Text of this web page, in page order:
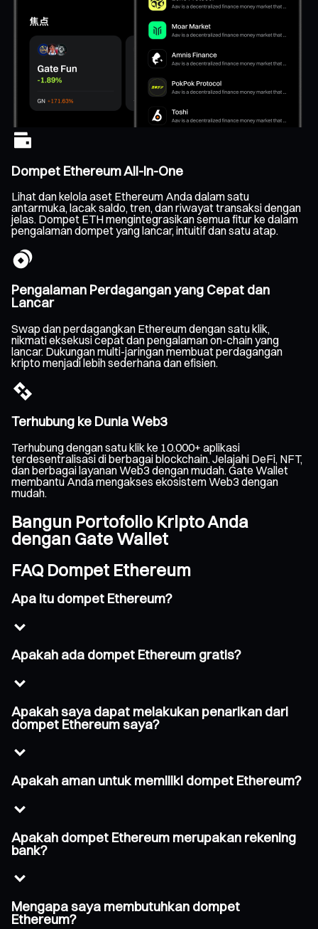
Dompet Ethereum All-In-One
Lihat dan kelola aset Ethereum Anda dalam satu
antarmuka, lacak saldo, tren, dan riwayat transaksi dengan
jelas. Dompet ETH mengintegrasikan semua fitur ke dalam
pengalaman dompet yang lancar, intuitif dan satu atap.
Pengalaman Perdagangan yang Cepat dan
Lancar
Swap dan perdagangkan Ethereum dengan satu klik,
nikmati eksekusi cepat dan pengalaman on-chain yang
lancar. Dukungan multi-jaringan membuat perdagangan
kripto menjadi lebih sederhana dan efisien.
Terhubung ke Dunia Web3
Terhubung dengan satu klik ke 10.000+ aplikasi
terdesentralisasi di berbagai blockchain. Jelajahi DeFi, NFT,
dan berbagai layanan Web3 dengan mudah. Gate Wallet
membantu Anda mengakses ekosistem Web3 dengan
mudah.
Bangun Portofolio Kripto Anda
dengan Gate Wallet
FAQ Dompet Ethereum
Apa itu dompet Ethereum?
Apakah ada dompet Ethereum gratis?
Apakah saya dapat melakukan penarikan dari
dompet Ethereum saya?
Apakah aman untuk memiliki dompet Ethereum?
Apakah dompet Ethereum merupakan rekening
bank?
Mengapa saya membutuhkan dompet
Ethereum?